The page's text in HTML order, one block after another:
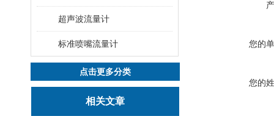
超声波流量计
标准喷嘴流量计
点击更多分类
相关文章
您的
您的